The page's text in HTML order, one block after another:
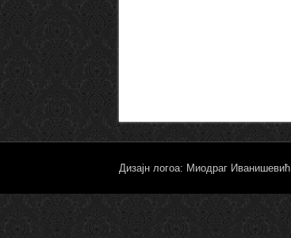
Дизајн логоа: Миодраг Иванишевић